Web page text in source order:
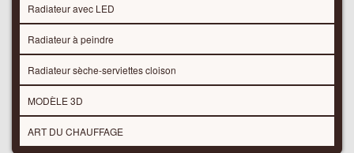
Radiateur avec LED
Radiateur à peindre
Radiateur sèche-serviettes cloison
MODÈLE 3D
ART DU CHAUFFAGE